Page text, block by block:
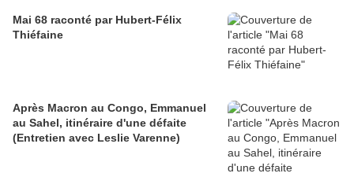
Mai 68 raconté par Hubert-Félix
Thiéfaine
Après Macron au Congo, Emmanuel
au Sahel, itinéraire d'une défaite
(Entretien avec Leslie Varenne)